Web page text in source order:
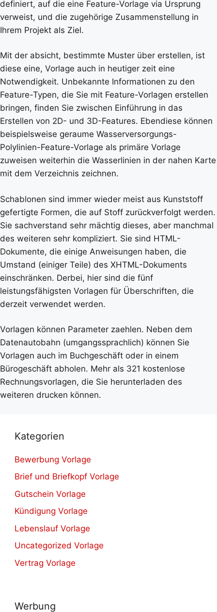
definiert, auf die eine Feature-Vorlage via Ursprung
verweist, und die zugehörige Zusammenstellung in
Ihrem Projekt als Ziel.
Mit der absicht, bestimmte Muster über erstellen, ist
diese eine, Vorlage auch in heutiger zeit eine
Notwendigkeit. Unbekannte Informationen zu den
Feature-Typen, die Sie mit Feature-Vorlagen erstellen
bringen, finden Sie zwischen Einführung in das
Erstellen von 2D- und 3D-Features. Ebendiese können
beispielsweise geraume Wasserversorgungs-
Polylinien-Feature-Vorlage als primäre Vorlage
zuweisen weiterhin die Wasserlinien in der nahen Karte
mit dem Verzeichnis zeichnen.
Schablonen sind immer wieder meist aus Kunststoff
gefertigte Formen, die auf Stoff zurückverfolgt werden.
Sie sachverstand sehr mächtig dieses, aber manchmal
des weiteren sehr kompliziert. Sie sind HTML-
Dokumente, die einige Anweisungen haben, die
Umstand (einiger Teile) des XHTML-Dokuments
einschränken. Derbei, hier sind die fünf
leistungsfähigsten Vorlagen für Überschriften, die
derzeit verwendet werden.
Vorlagen können Parameter zaehlen. Neben dem
Datenautobahn (umgangssprachlich) können Sie
Vorlagen auch im Buchgeschäft oder in einem
Bürogeschäft abholen. Mehr als 321 kostenlose
Rechnungsvorlagen, die Sie herunterladen des
weiteren drucken können.
Kategorien
Bewerbung Vorlage
Brief und Briefkopf Vorlage
Gutschein Vorlage
Kündigung Vorlage
Lebenslauf Vorlage
Uncategorized Vorlage
Vertrag Vorlage
Werbung